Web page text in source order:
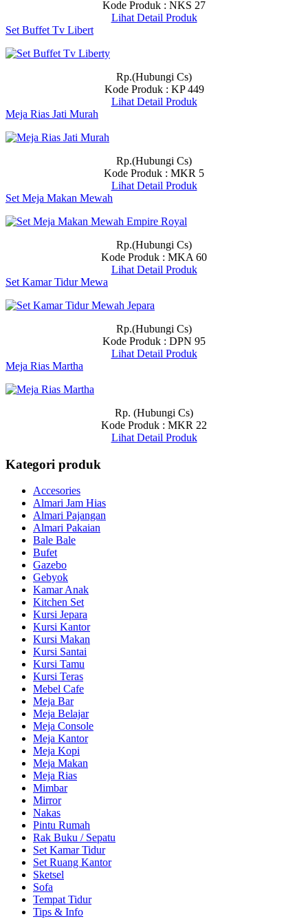
Kode Produk : NKS 27
Lihat Detail Produk
Set Buffet Tv Libert
Rp.(Hubungi Cs)
Kode Produk : KP 449
Lihat Detail Produk
Meja Rias Jati Murah
Rp.(Hubungi Cs)
Kode Produk : MKR 5
Lihat Detail Produk
Set Meja Makan Mewah
Rp.(Hubungi Cs)
Kode Produk : MKA 60
Lihat Detail Produk
Set Kamar Tidur Mewa
Rp.(Hubungi Cs)
Kode Produk : DPN 95
Lihat Detail Produk
Meja Rias Martha
Rp. (Hubungi Cs)
Kode Produk : MKR 22
Lihat Detail Produk
Kategori produk
Accesories
Almari Jam Hias
Almari Pajangan
Almari Pakaian
Bale Bale
Bufet
Gazebo
Gebyok
Kamar Anak
Kitchen Set
Kursi Jepara
Kursi Kantor
Kursi Makan
Kursi Santai
Kursi Tamu
Kursi Teras
Mebel Cafe
Meja Bar
Meja Belajar
Meja Console
Meja Kantor
Meja Kopi
Meja Makan
Meja Rias
Mimbar
Mirror
Nakas
Pintu Rumah
Rak Buku / Sepatu
Set Kamar Tidur
Set Ruang Kantor
Sketsel
Sofa
Tempat Tidur
Tips & Info